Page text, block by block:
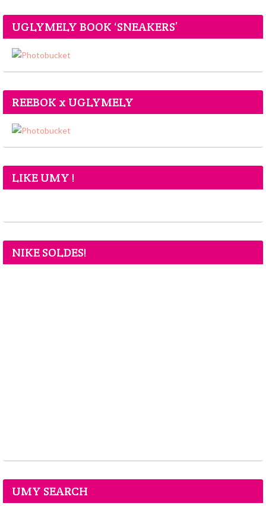
UGLYMELY BOOK ‘SNEAKERS’
REEBOK x UGLYMELY
LIKE UMY !
NIKE SOLDES!
UMY SEARCH